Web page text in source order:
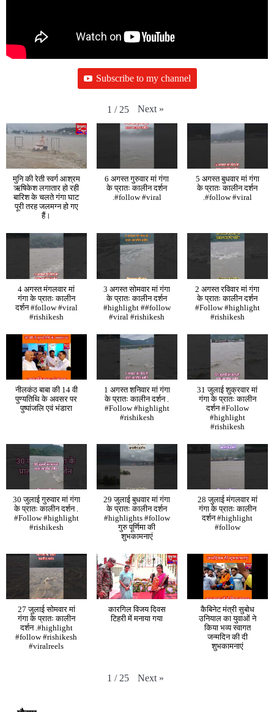
Subscribe to my channel
1 / 25 Next »
मुनि की रेती स्वर्ग आश्रम
ऋषिकेश लगातार हो रही
बारिश के चलते गंगा घाट
पूरी तरह जलमग्न हो गए
हैं।
6 अगस्त गुरुवार मां गंगा
के प्रातः कालीन दर्शन
.#follow #viral
5 अगस्त बुधवार मां गंगा
के प्रातः कालीन दर्शन
.#follow #viral
4 अगस्त मंगलवार मां
गंगा के प्रातः कालीन
दर्शन #follow #viral
#rishikesh
3 अगस्त सोमवार मां गंगा
के प्रातः कालीन दर्शन
#highlight ##follow
#viral #rishikesh
2 अगस्त रविवार मां गंगा
के प्रातः कालीन दर्शन
#Follow #highlight
#rishikesh
नीलकंठ बाबा की 14 वी
पुण्यतिथि के अवसर पर
पुष्पांजलि एवं भंडारा
1 अगस्त शनिवार मां गंगा
के प्रातः कालीन दर्शन .
#Follow #highlight
#rishikesh
31 जुलाई शुक्रवार मां
गंगा के प्रातः कालीन
दर्शन #Follow
#highlight
#rishikesh
30 जुलाई गुरुवार मां गंगा
के प्रातः कालीन दर्शन .
#Follow #highlight
#rishikesh
29 जुलाई बुधवार मां गंगा
के प्रातः कालीन दर्शन
#highlights #follow
गुरु पूर्णिमा की
शुभकामनाएं
28 जुलाई मंगलवार मां
गंगा के प्रातः कालीन
दर्शन #highlight
#follow
27 जुलाई सोमवार मां
गंगा के प्रातः कालीन
दर्शन .#highlight
#follow #rishikesh
#viralreels
कारगिल विजय दिवस
टिहरी में मनाया गया
कैबिनेट मंत्री सुबोध
उनियाल का युवाओं ने
किया भव्य स्वागत
जन्मदिन की दी
शुभकामनाएं
1 / 25 Next »